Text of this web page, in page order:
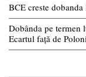
BCE creste
Dobânda pe termen
Ecartul față de